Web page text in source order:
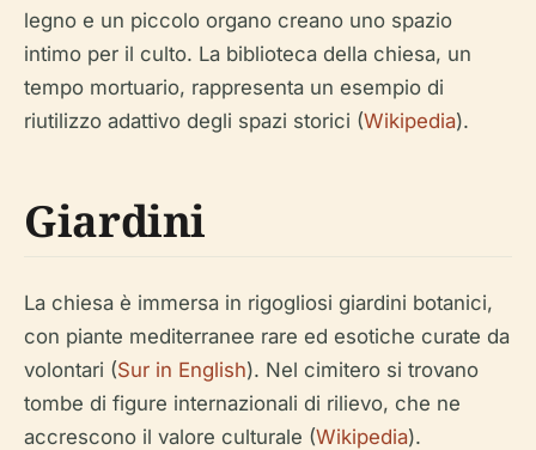
legno e un piccolo organo creano uno spazio
intimo per il culto. La biblioteca della chiesa, un
tempo mortuario, rappresenta un esempio di
riutilizzo adattivo degli spazi storici (Wikipedia).
Giardini
La chiesa è immersa in rigogliosi giardini botanici,
con piante mediterranee rare ed esotiche curate da
volontari (Sur in English). Nel cimitero si trovano
tombe di figure internazionali di rilievo, che ne
accrescono il valore culturale (Wikipedia).